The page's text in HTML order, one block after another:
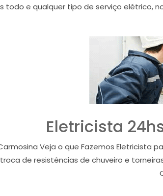
todo e qualquer tipo de serviço elétrico,
Eletricista
Veja o que Fazemos
de resistências de chuveiro e